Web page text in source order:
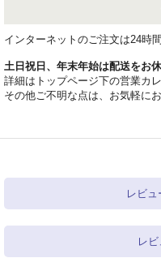
インターネットのご注文は24時
土日祝日、年末年始は配送をお
詳細はトップページ下の営業カ
その他ご不明な点は、お気軽に
レビ
レ